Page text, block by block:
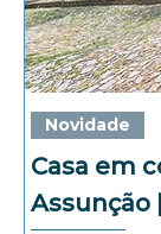
Novidade
Casa em
Assunção